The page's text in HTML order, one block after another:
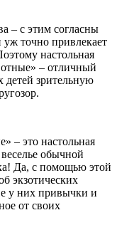
– с этим согласны
уж точно привлекает
настольная
» – отличный
детей зрительную
» – это настольная
веселье обычной
Да, с помощью этой
экзотических
у них привычки и
от своих